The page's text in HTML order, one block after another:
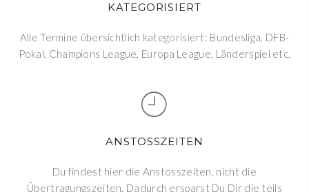
KATEGORISIERT
Alle Termine übersichtlich kategorisiert: Bundesliga, DFB-
Pokal, Champions League, Europa League, Länderspiel etc.
ANSTOSSZEITEN
Du findest hier die Anstosszeiten, nicht die
Übertragungszeiten. Dadurch ersparst Du Dir die teils